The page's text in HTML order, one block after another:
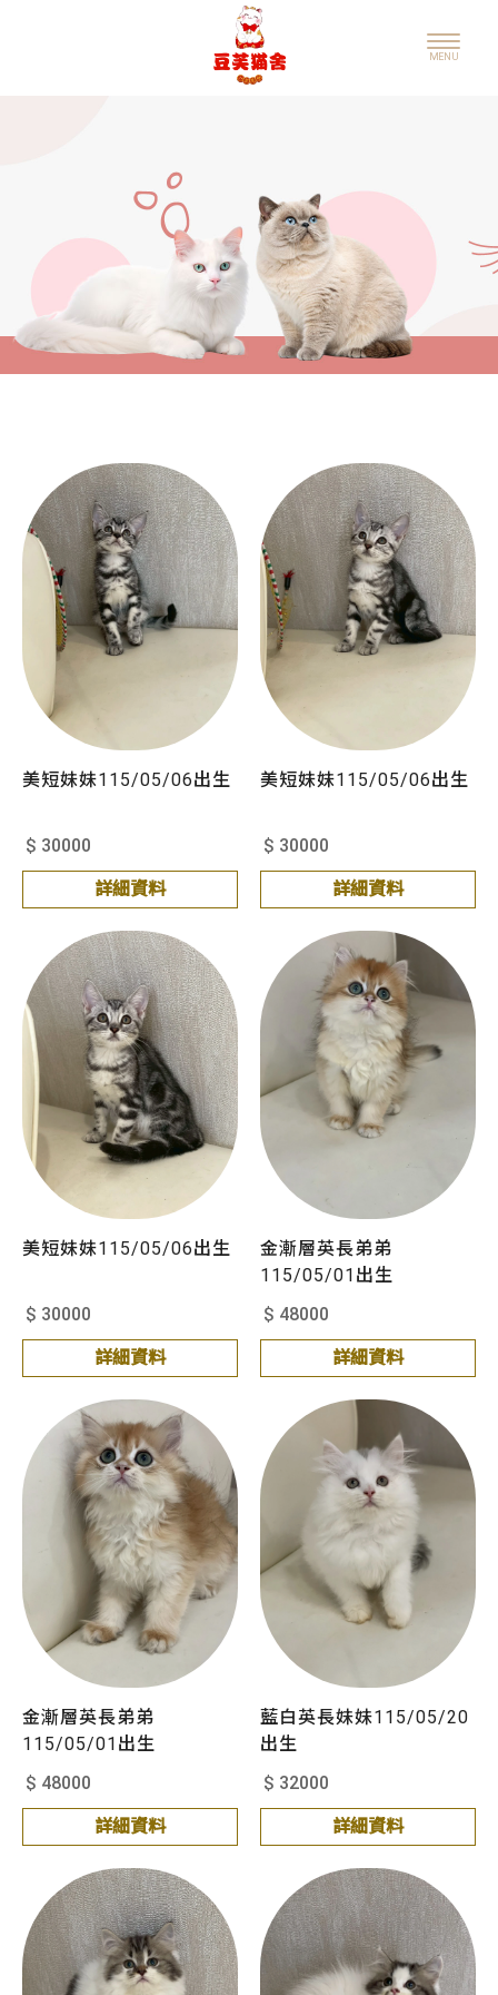
美短妹妹115/05/06出生
$ 30000
詳細資料
美短妹妹115/05/06出生
$ 30000
詳細資料
美短妹妹115/05/06出生
$ 30000
詳細資料
金漸層英長弟弟
115/05/01出生
$ 48000
詳細資料
金漸層英長弟弟
115/05/01出生
$ 48000
詳細資料
藍白英長妹妹115/05/20
出生
$ 32000
詳細資料